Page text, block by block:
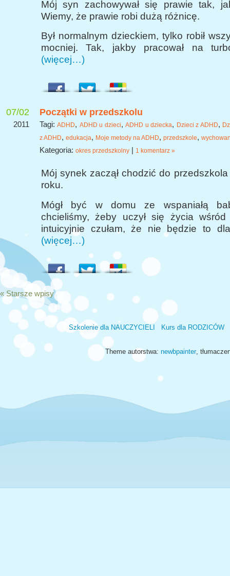
Mój syn zachowywał się prawie tak,
Wiemy, że prawie robi dużą różnicę.
Był normalnym dzieckiem, tylko robił
mocniej. Tak, jakby pracował na
(więcej…)
07/02
2011
Początki w przedszkolu
Tagi:ADHD, ADHD u dzieci,ADHD u dziecka, Dzieci z ADHD,
z ADHD, edukacja, Moje metody na ADHD, przedszkole,
Kategoria: okres przedszkolny | 1 komentarz »
Mój synek zaczął chodzić do przedszkola
roku.
Mógł być w domu ze wspaniałą
chcieliśmy, żeby uczył się życia
intuicyjnie czułam, że nie będzie to
(więcej…)
« Starsze wpisy
Szkolenie dla NAUCZYCIELI Kurs dla RODZICÓW
Theme autorstwa: newbpainter ,